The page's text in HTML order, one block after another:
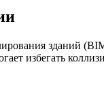
зданий
избегать